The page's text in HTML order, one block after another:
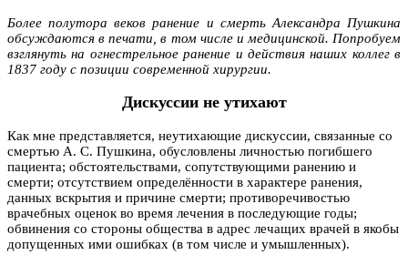
Более полутора веков ранение и смерть Александра Пушкина
обсуждаются в печати, в том числе и медицинской. Попробуем
взглянуть на огнестрельное ранение и действия наших коллег в
1837 году c позиции современной хирургии.
Дискуссии не утихают
Как мне представляется, неутихающие дискуссии, связанные со
смертью А. С. Пушкина, обусловлены личностью погибшего
пациента; обстоятельствами, сопутствующими ранению и
смерти; отсутствием определённости в характере ранения,
данных вскрытия и причине смерти; противоречивостью
врачебных оценок во время лечения в последующие годы;
обвинения со стороны общества в адрес лечащих врачей в якобы
допущенных ими ошибках (в том числе и умышленных).